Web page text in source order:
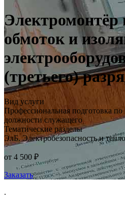
Электромонтёр
обмоток и
(третьего)
Вид услуги
Профессиональная подготовка по
должности служащего
Тематические разделы
ЭлБ. Электробезопасность и
от 4 500 ₽
Заказать
.